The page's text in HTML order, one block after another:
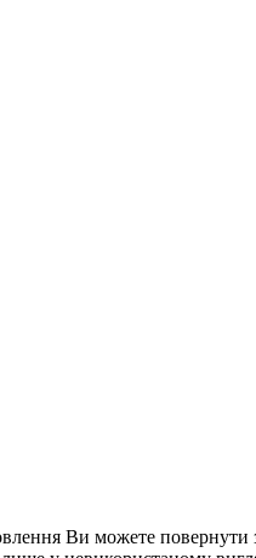
Ви можете